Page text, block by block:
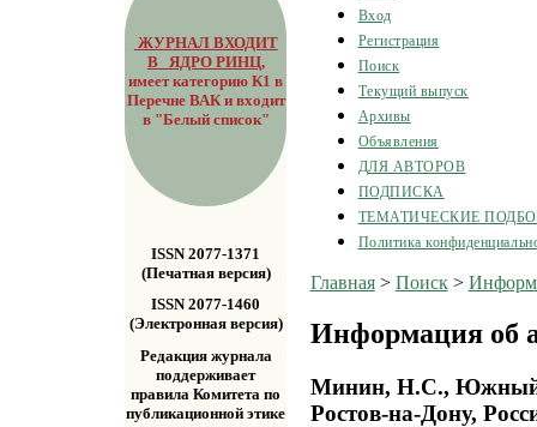
ЖУРНАЛ ВХОДИТ
В ЯДРО РИНЦ,
имеет категорию К1 в
Перечне ВАК и входит
в "Белый список"
ISSN 2077-1371
(Печатная версия)
ISSN 2077-1460
(Электронная версия)
Редакция журнала
поддерживает
правила Комитета по
публикационной этике
Вход
Регистрация
Поиск
Текущий выпуск
Архивы
Объявления
ДЛЯ АВТОРОВ
ПОДПИСКА
ТЕМАТИЧЕСКИЕ
Политика
Главная> Поиск>
Информация об
Минин, Н.С., Южный
Ростов-на-Дону,